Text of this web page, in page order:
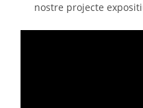
nostre projecte